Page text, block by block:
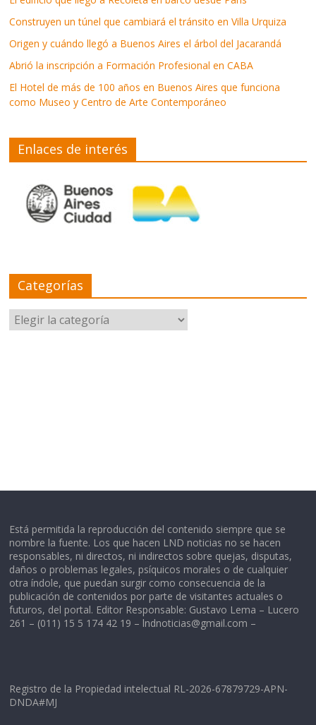
Construyen un túnel que cambiará el tránsito en Villa Urquiza
Origen y cuándo llegó a Buenos Aires el árbol del Jacarandá
Abrió la inscripción a Formación Profesional en CABA
El Hotel de más de 100 años en Buenos Aires que funciona
como Museo y Centro de Arte Contemporáneo
Enlaces de interés
Categorías
Categorías
Está permitida la reproducción del contenido siempre que se
nombre la fuente. Los que hacen LND noticias no se hacen
responsables, ni directos, ni indirectos sobre quejas, disputas,
daños o problemas legales, psíquicos morales o de cualquier
otra índole, que puedan surgir como consecuencia de la
publicación de contenidos por parte de visitantes actuales o
futuros, del portal. Editor Responsable: Gustavo Lema – Lucero
261 – (011) 15 5 174 42 19 – lndnoticias@gmail.com –
Registro de la Propiedad intelectual RL-2026-67879729-APN-
DNDA#MJ